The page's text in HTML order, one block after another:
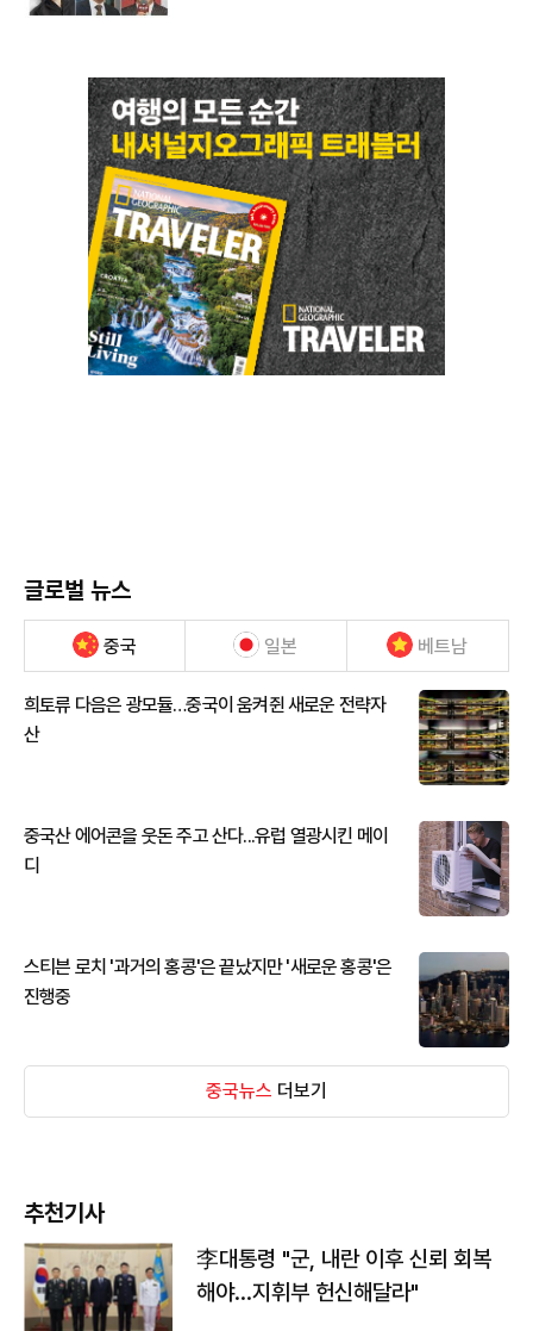
글로벌 뉴스
중국 일본 베트남
희토류 다음은 광모듈…중국이 움켜쥔 새로운 전략자
산
중국산 에어콘을 웃돈 주고 산다...유럽 열광시킨 메이
디
스티븐 로치 '과거의 홍콩'은 끝났지만 '새로운 홍콩'은
진행중
중국뉴스 더보기
추천기사
李대통령 "군, 내란 이후 신뢰 회복
해야…지휘부 헌신해달라"